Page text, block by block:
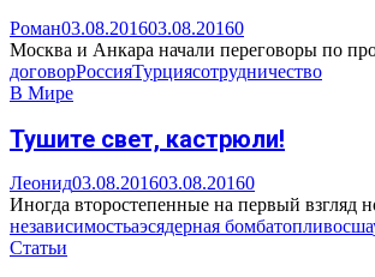
Роман03.08.201603.08.20160
Москва и Анкара начали переговоры по
договорРоссияТурциясотрудничество
В Мире
Тушите свет, кастрюли!
Леонид03.08.201603.08.20160
Иногда второстепенные на первый взгляд
независимостьаэсядерная бомбатопливосша
Статьи